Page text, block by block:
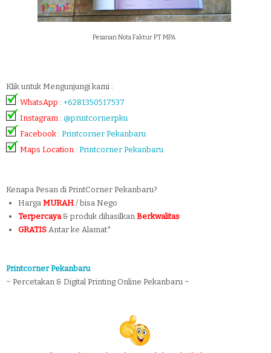
Pesanan Nota Faktur PT MPA
Klik untuk Mengunjungi kami :
WhatsApp : +6281350517537
Instagram : @printcornerpku
Facebook : Printcorner Pekanbaru
Maps Location : Printcorner Pekanbaru
Kenapa Pesan di PrintCorner Pekanbaru?
Harga MURAH / bisa Nego
Terpercaya& produk dihasilkan Berkwalitas
GRATIS Antar ke Alamat*
Printcorner Pekanbaru
~ Percetakan & Digital Printing Online Pekanbaru ~